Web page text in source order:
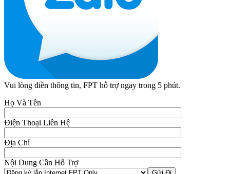
Vui lòng điền thông tin, FPT hỗ trợ ngay trong 5 phút.
Họ Và Tên
Điện Thoại Liên Hệ
Địa Chỉ
Nội Dung Cần Hỗ Trợ